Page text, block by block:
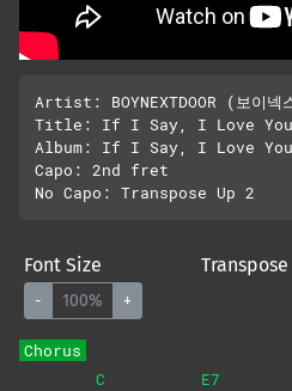
Artist: BOYNEXTDOOR (보이넥
Title: If I Say, I Love You
Album: If I Say, I Love You
Capo: 2nd fret
Font Size
- 100% +
Transpose
Chorus
C
E7